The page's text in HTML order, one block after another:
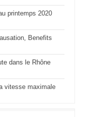
printemps 2020
Benefits
dans le Rhône
vitesse maximale